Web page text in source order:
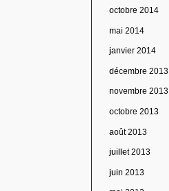
octobre 2014
mai 2014
janvier 2014
décembre 2013
novembre 2013
octobre 2013
août 2013
juillet 2013
juin 2013